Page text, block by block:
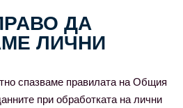
ДА
ЛИЧНИ
спазваме правилата на Общия
при обработката на лични